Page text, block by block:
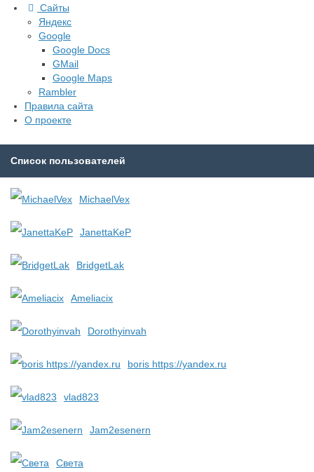
Сайты
Яндекс
Google
Google Docs
GMail
Google Maps
Rambler
Правила сайта
О проекте
Список пользователей
MichaelVex
JanettaKeP
BridgetLak
Ameliacix
Dorothyinvah
boris https://yandex.ru
vlad823
Jam2esenern
Света